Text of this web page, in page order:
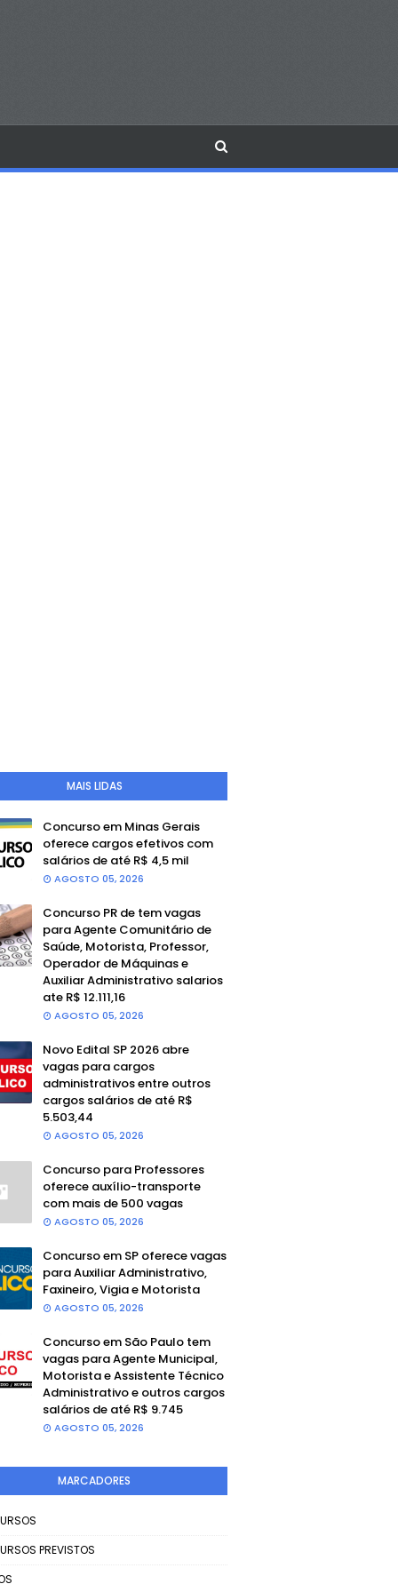
MAIS LIDAS
Concurso em Minas Gerais
oferece cargos efetivos com
salários de até R$ 4,5 mil
AGOSTO 05, 2026
Concurso PR de tem vagas
para Agente Comunitário de
Saúde, Motorista, Professor,
Operador de Máquinas e
Auxiliar Administrativo salarios
ate R$ 12.111,16
AGOSTO 05, 2026
Novo Edital SP 2026 abre
vagas para cargos
administrativos entre outros
cargos salários de até R$
5.503,44
AGOSTO 05, 2026
Concurso para Professores
oferece auxílio-transporte
com mais de 500 vagas
AGOSTO 05, 2026
Concurso em SP oferece vagas
para Auxiliar Administrativo,
Faxineiro, Vigia e Motorista
AGOSTO 05, 2026
Concurso em São Paulo tem
vagas para Agente Municipal,
Motorista e Assistente Técnico
Administrativo e outros cargos
salários de até R$ 9.745
AGOSTO 05, 2026
MARCADORES
PREVISTOS